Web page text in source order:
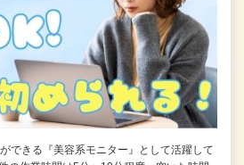
できる『美容系モニター』として活躍して